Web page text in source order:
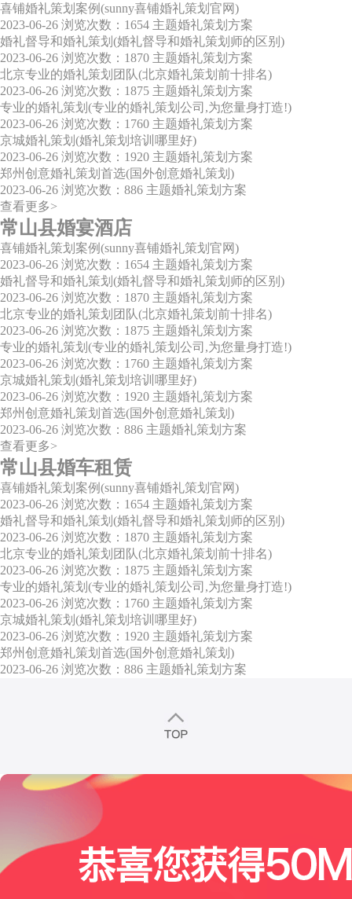
喜铺婚礼策划案例(sunny喜铺婚礼策划官网)
2023-06-26 浏览次数：1654 主题婚礼策划方案
婚礼督导和婚礼策划(婚礼督导和婚礼策划师的区别)
2023-06-26 浏览次数：1870 主题婚礼策划方案
北京专业的婚礼策划团队(北京婚礼策划前十排名)
2023-06-26 浏览次数：1875 主题婚礼策划方案
专业的婚礼策划(专业的婚礼策划公司,为您量身打造!)
2023-06-26 浏览次数：1760 主题婚礼策划方案
京城婚礼策划(婚礼策划培训哪里好)
2023-06-26 浏览次数：1920 主题婚礼策划方案
郑州创意婚礼策划首选(国外创意婚礼策划)
2023-06-26 浏览次数：886 主题婚礼策划方案
查看更多>
常山县婚宴酒店
喜铺婚礼策划案例(sunny喜铺婚礼策划官网)
2023-06-26 浏览次数：1654 主题婚礼策划方案
婚礼督导和婚礼策划(婚礼督导和婚礼策划师的区别)
2023-06-26 浏览次数：1870 主题婚礼策划方案
北京专业的婚礼策划团队(北京婚礼策划前十排名)
2023-06-26 浏览次数：1875 主题婚礼策划方案
专业的婚礼策划(专业的婚礼策划公司,为您量身打造!)
2023-06-26 浏览次数：1760 主题婚礼策划方案
京城婚礼策划(婚礼策划培训哪里好)
2023-06-26 浏览次数：1920 主题婚礼策划方案
郑州创意婚礼策划首选(国外创意婚礼策划)
2023-06-26 浏览次数：886 主题婚礼策划方案
查看更多>
常山县婚车租赁
喜铺婚礼策划案例(sunny喜铺婚礼策划官网)
2023-06-26 浏览次数：1654 主题婚礼策划方案
婚礼督导和婚礼策划(婚礼督导和婚礼策划师的区别)
2023-06-26 浏览次数：1870 主题婚礼策划方案
北京专业的婚礼策划团队(北京婚礼策划前十排名)
2023-06-26 浏览次数：1875 主题婚礼策划方案
专业的婚礼策划(专业的婚礼策划公司,为您量身打造!)
2023-06-26 浏览次数：1760 主题婚礼策划方案
京城婚礼策划(婚礼策划培训哪里好)
2023-06-26 浏览次数：1920 主题婚礼策划方案
郑州创意婚礼策划首选(国外创意婚礼策划)
2023-06-26 浏览次数：886 主题婚礼策划方案